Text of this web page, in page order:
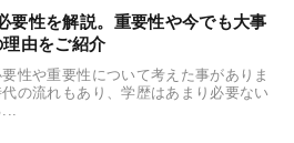
要性を解説。重要性や今でも大事
由をご紹介
性や重要性について考えた事がありま
の流れもあり、学歴はあまり必要ない
...